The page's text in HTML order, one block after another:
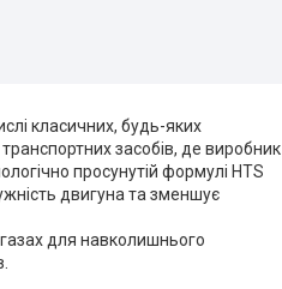
класичних, будь-яких
засобів, де виробник
просунутій формулі HTS
двигуна та зменшує
для навколишнього